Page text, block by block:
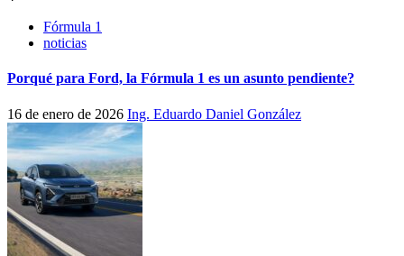
Fórmula 1
noticias
Porqué para Ford, la Fórmula 1 es un asunto pendiente?
16 de enero de 2026 Ing. Eduardo Daniel González